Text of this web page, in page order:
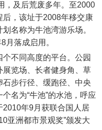
，及后荒废多年。至2000
，该址于2008年移交康
名称为牛池湾游乐场。
月落成启用。
不同高度的平台。公园
览场、长者健身角、草
步行径、缓跑径、中央
名为“牛池”的水池，呼应
年9月获联合国人居
亚洲都市景观奖”颁发大